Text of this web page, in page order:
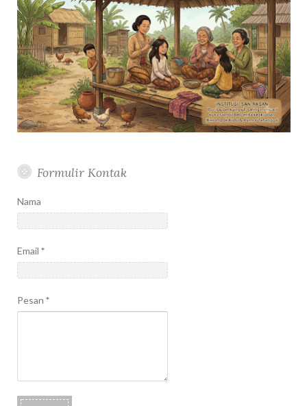
Formulir Kontak
Nama
Email *
Pesan *